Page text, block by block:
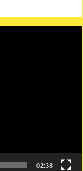
02:38